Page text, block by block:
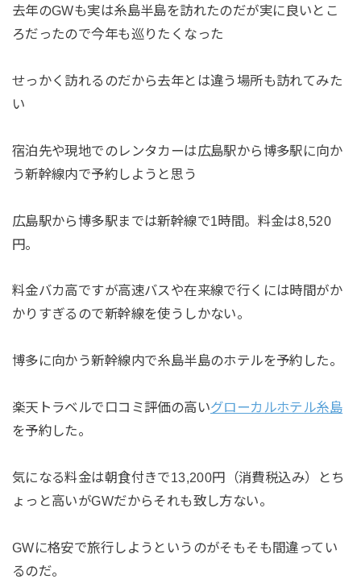
去年のGWも実は糸島半島を訪れたのだが実に良いとこ
ろだったので今年も巡りたくなった
せっかく訪れるのだから去年とは違う場所も訪れてみた
い
宿泊先や現地でのレンタカーは広島駅から博多駅に向か
う新幹線内で予約しようと思う
広島駅から博多駅までは新幹線で1時間。料金は8,520
円。
料金バカ高ですが高速バスや在来線で行くには時間がか
かりすぎるので新幹線を使うしかない。
博多に向かう新幹線内で糸島半島のホテルを予約した。
楽天トラベルで口コミ評価の高いグローカルホテル糸島
を予約した。
気になる料金は朝食付きで13,200円（消費税込み）とち
ょっと高いがGWだからそれも致し方ない。
GWに格安で旅行しようというのがそもそも間違ってい
るのだ。